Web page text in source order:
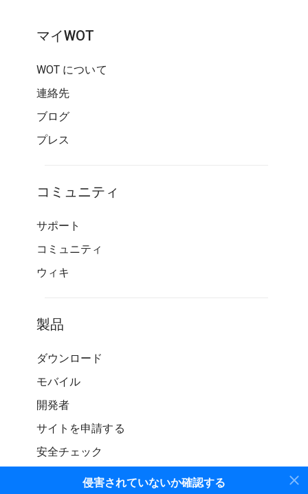
侵害されていないか確認する
マイWOT
WOT について
連絡先
ブログ
プレス
コミュニティ
サポート
コミュニティ
ウィキ
製品
ダウンロード
モバイル
開発者
サイトを申請する
安全チェック